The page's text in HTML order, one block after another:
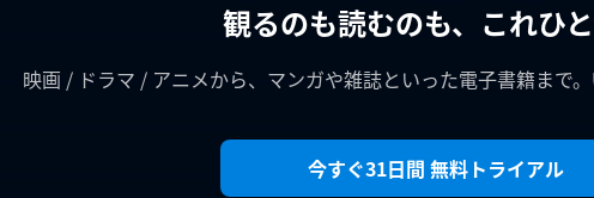
観るのも読むのも、これひと
映画 / ドラマ / アニメから、マンガや雑誌といった電子書籍まで。
今すぐ31日間 無料トライアル